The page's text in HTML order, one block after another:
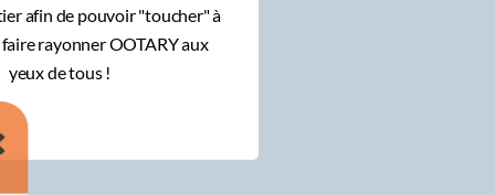
afin de pouvoir "toucher"
rayonner OOTARY aux
yeux de tous !